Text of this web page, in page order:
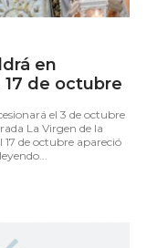
en
de octubre
el 3 de octubre
La Virgen de la
17 de octubre apareció